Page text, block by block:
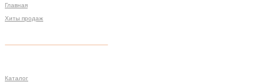
Главная
Хиты продаж
Мы на связи
Каталог